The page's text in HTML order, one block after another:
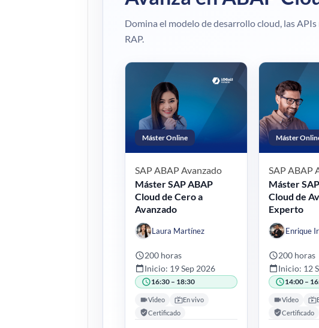
Domina el modelo de desarrollo cloud, las
RAP.
Máster Online
SAP ABAPAvanzado
Máster SAP ABAP
Cloud de Cero a
Avanzado
Laura Martínez
200 horas
Inicio: 19 Sep 2026
16:30 – 18:30
Video
En vivo
Certificado
Máster
SAP ABAP
Máster
Cloud de
Experto
Enrique
200 horas
Inicio: 12
14:00 –
Video
Certificado